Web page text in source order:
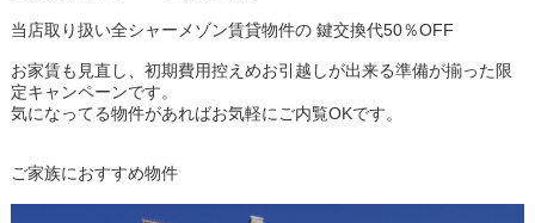
当店取り扱い全シャーメゾン賃貸物件の 鍵交換代50％OFF
お家賃も見直し、初期費用控えめお引越しが出来る準備が揃った限
定キャンペーンです。
気になってる物件があればお気軽にご内覧OKです。
ご家族におすすめ物件